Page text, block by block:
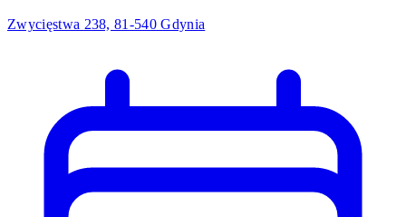
Zwycięstwa 238, 81-540 Gdynia